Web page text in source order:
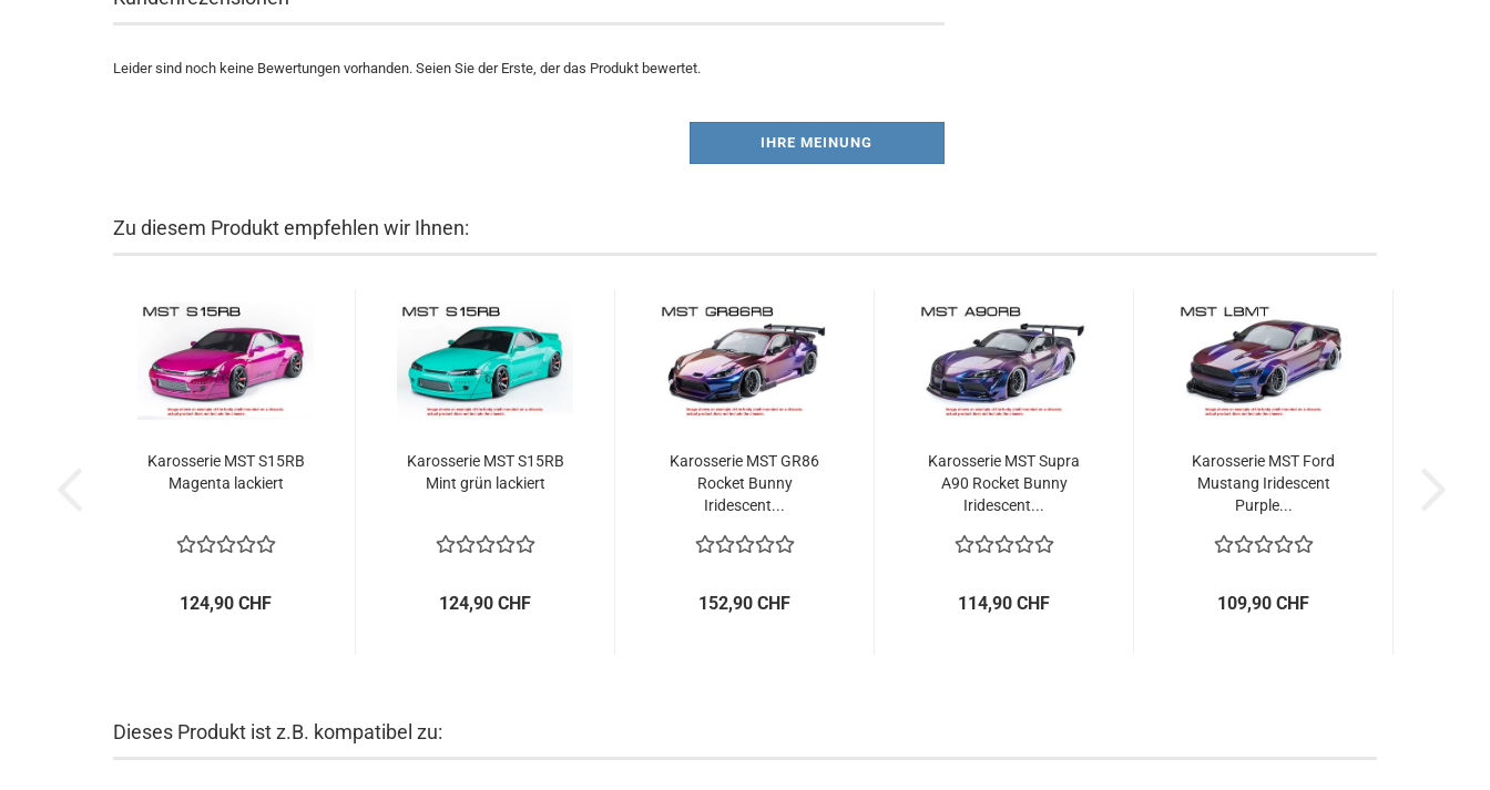
Leider sind noch keine Bewertungen vorhanden. Seien Sie der Erste, der das Produkt bewertet.
IHRE MEINUNG
Zu diesem Produkt empfehlen wir Ihnen:
Karosserie MST S15RB
Magenta lackiert
124,90 CHF
Karosserie MST S15RB
Mint grün lackiert
124,90 CHF
Karosserie MST GR86
Rocket Bunny
Iridescent...
152,90 CHF
Karosserie MST Supra
A90 Rocket Bunny
Iridescent...
114,90 CHF
Karosserie MST Ford
Mustang Iridescent
Purple...
109,90 CHF
Dieses Produkt ist z.B. kompatibel zu: